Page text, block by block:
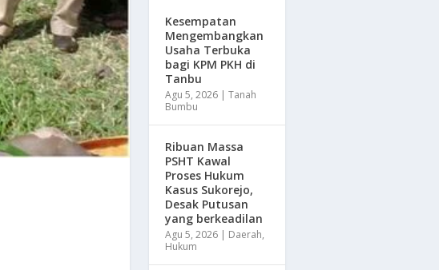
Kesempatan
Mengembangkan
Usaha Terbuka
bagi KPM PKH di
Tanbu
Agu 5, 2026| Tanah
Bumbu
Ribuan Massa
PSHT Kawal
Proses Hukum
Kasus Sukorejo,
Desak Putusan
yang berkeadilan
Agu 5, 2026| Daerah,
Hukum